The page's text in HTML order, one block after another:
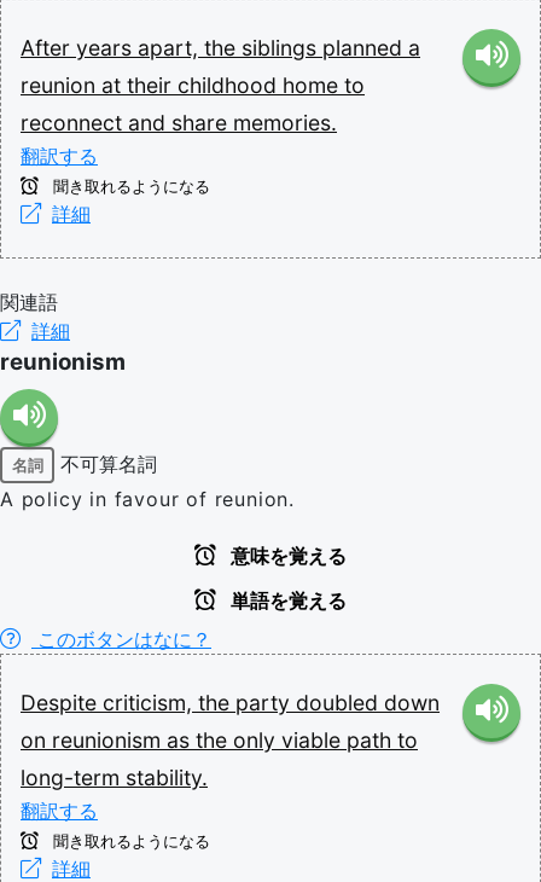
After years apart, the siblings planned a
reunion at their childhood home to
reconnect and share memories.
翻訳する
聞き取れるようになる
詳細
関連語
詳細
reunionism
名詞
不可算名詞
A policy in favour of reunion.
意味を覚える
単語を覚える
このボタンはなに？
Despite criticism, the party doubled down
on reunionism as the only viable path to
long-term stability.
翻訳する
聞き取れるようになる
詳細